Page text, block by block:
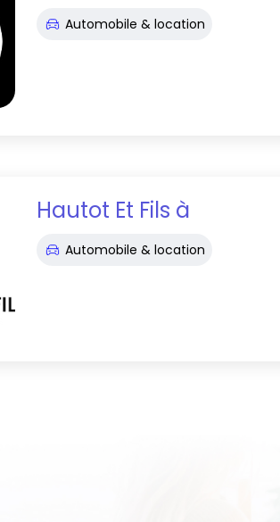
Automobile & location
Hautot Et Fils à
Automobile & location